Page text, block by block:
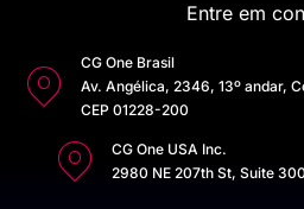
Entre em
CG One Brasil
Av. Angélica, 2346, 13º andar,
CEP 01228-200
CG One USA Inc.
2980 NE 207th St, Suite